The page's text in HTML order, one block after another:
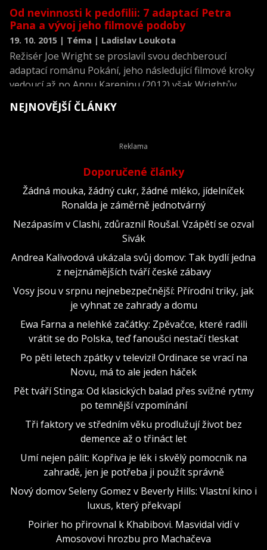
Od nevinnosti k pedofilii: 7 adaptací Petra
Pana a vývoj jeho filmové podoby
19. 10. 2015 | Téma | Ladislav Loukota
Režisér Joe Wright se proslavil svou dechberoucí
adaptací románu Pokání, jeho následující filmové kroky
vedoucí až po Annu Kareninu (2012) však Wrightův
průlomový snímek nikdy nepřekonaly. Nyní se vrací s
filmem Pan, přinášejíc novou adaptaci příběhu o
I když je první filmová adaptace tohoto příběhu stará
film – a toho, jak překotně se pohádková látka dodnes
proměnila – naznačuje, že Wright rozhodně má z čeho
NEJNOVĚJŠÍ ČLÁNKY
Doporučené články
Žádná mouka, žádný cukr, žádné mléko, jídelníček
Ronalda je záměrně jednotvárný
Nezápasím v Clashi, zdůraznil Roušal. Vzápětí se ozval
Sivák
Andrea Kalivodová ukázala svůj domov: Tak bydlí jedna
z nejznámějších tváří české zábavy
Vosy jsou v srpnu nejnebezpečnější: Přírodní triky, jak
je vyhnat ze zahrady a domu
Ewa Farna a nelehké začátky: Zpěvačce, které radili
vrátit se do Polska, teď fanoušci nestačí tleskat
Po pěti letech zpátky v televizi! Ordinace se vrací na
Novu, má to ale jeden háček
Pět tváří Stinga: Od klasických balad přes svižné rytmy
po temnější vzpomínání
Tři faktory ve středním věku prodlužují život bez
demence až o třináct let
Umí nejen pálit: Kopřiva je lék i skvělý pomocník na
zahradě, jen je potřeba ji použít správně
Nový domov Seleny Gomez v Beverly Hills: Vlastní kino i
luxus, který překvapí
Poirier ho přirovnal k Khabibovi. Masvidal vidí v
Amosovovi hrozbu pro Machačeva